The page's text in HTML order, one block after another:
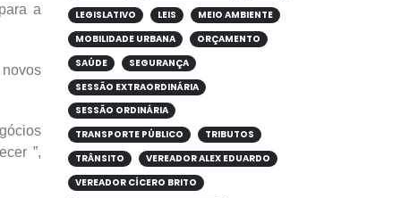
a
”,
LEGISLATIVO
LEIS
MEIO AMBIENTE
MOBILIDADE URBANA
ORÇAMENTO
SAÚDE
SEGURANÇA
SESSÃO EXTRAORDINÁRIA
SESSÃO ORDINÁRIA
TRANSPORTE PÚBLICO
TRIBUTOS
TRÂNSITO
VEREADOR ALEX EDUARDO
VEREADOR CÍCERO BRITO